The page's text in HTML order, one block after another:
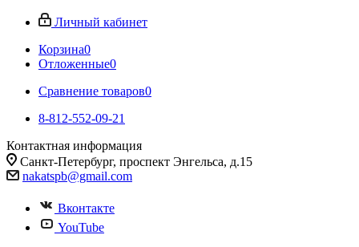
Личный кабинет
Корзина0
Отложенные0
Сравнение товаров0
8-812-552-09-21
Контактная информация
Санкт-Петербург, проспект Энгельса, д.15
nakatspb@gmail.com
Вконтакте
YouTube